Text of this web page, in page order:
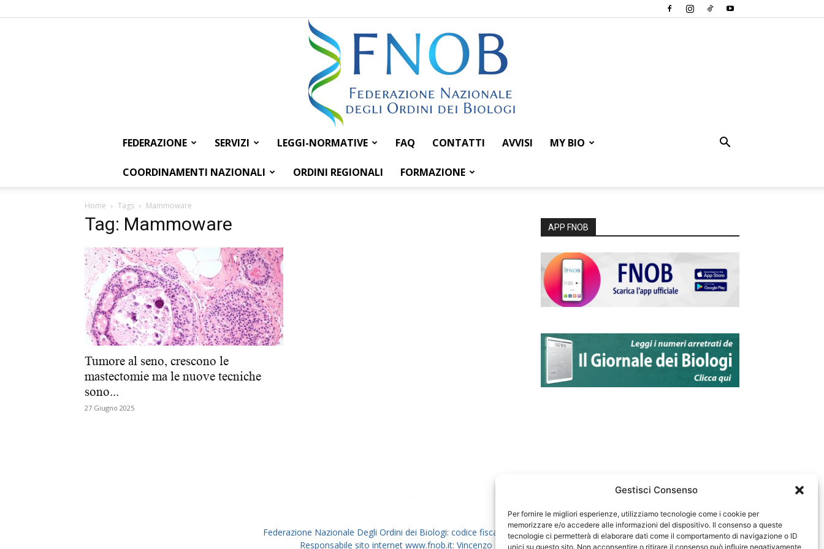
Gestisci Consenso
Per fornire le migliori esperienze, utilizziamo tecnologie come i cookie per
memorizzare e/o accedere alle informazioni del dispositivo. Il consenso a queste
tecnologie ci permetterà di elaborare dati come il comportamento di navigazione o ID
unici su questo sito. Non acconsentire o ritirare il consenso può influire negativamente
Federazione
FEDERAZIONE SERVIZI LEGGI-NORMATIVE FAQ CONTATTI AVVISI MY BIO
COORDINAMENTI NAZIONALI ORDINI REGIONALI FORMAZIONE
Home Tags Mammoware
Tag: Mammoware
Tumore al seno, crescono le
mastectomie ma le nuove tecniche
sono...
27 Giugno 2025
APP FNOB
Federazione Nazionale Degli Ordini dei Biologi: codice fiscale 80069130583
Responsabile sito internet www.fnob.it: Vincenzo D'Anna